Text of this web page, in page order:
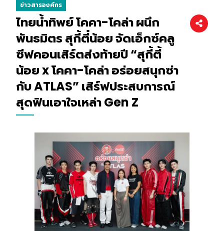
ข่าวสารองค์กร
ไทยน้ำทิพย์ โคคา-โคล่า ผนึก
พันธมิตร สุกี้ตี๋น้อย จัดเอ็กซ์คลู
ซีฟคอนเสิร์ตส่งท้ายปี “สุกี้ตี้
น้อย x โคคา-โคล่า อร่อยสนุกซ่า
กับ ATLAS” เสิร์ฟประสบการณ์
สุดฟินเอาใจเหล่า Gen Z